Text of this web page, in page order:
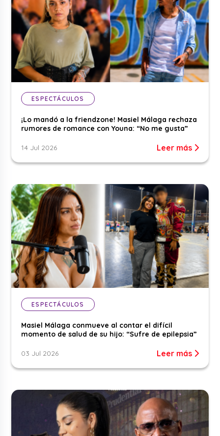
ESPECTÁCULOS
¡Lo mandó a la friendzone! Masiel Málaga rechaza
rumores de romance con Youna: “No me gusta”
14 Jul 2026 Leer más
ESPECTÁCULOS
Masiel Málaga conmueve al contar el difícil
momento de salud de su hijo: “Sufre de epilepsia”
03 Jul 2026 Leer más